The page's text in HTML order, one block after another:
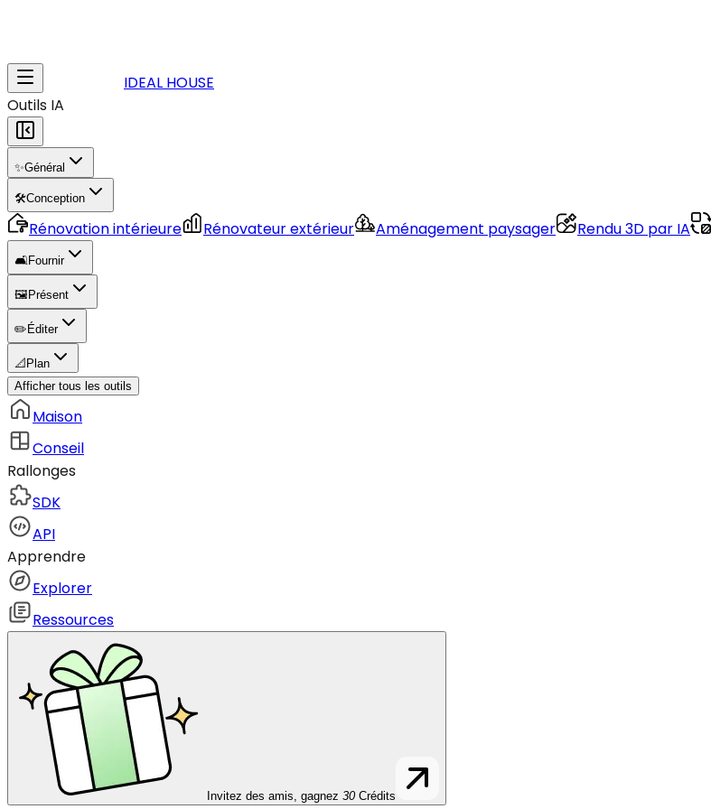
IDEAL HOUSE
Outils IA
✨Général
🛠️Conception
Rénovation intérieure Rénovateur extérieur Aménagement paysager Rendu 3D par IA
🛋️Fournir
🖼️ Présent
✏️ Éditer
📐 Plan
Afficher tous les outils
Maison
Conseil
Rallonges
SDK
API
Apprendre
Explorer
Ressources
Invitez des amis, gagnez 30 Crédits